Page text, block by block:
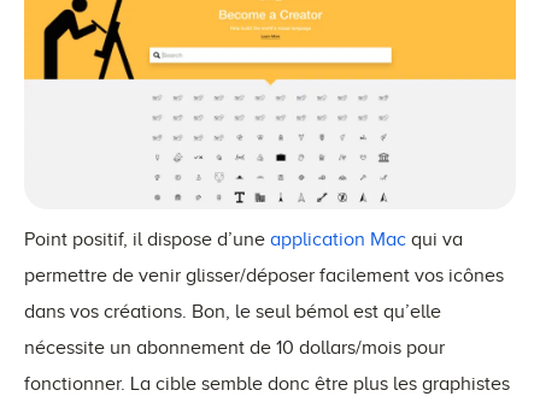
Point positif, il dispose d’une application Mac qui va
permettre de venir glisser/déposer facilement vos icônes
dans vos créations. Bon, le seul bémol est qu’elle
nécessite un abonnement de 10 dollars/mois pour
fonctionner. La cible semble donc être plus les graphistes